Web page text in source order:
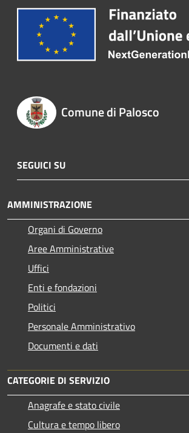
Comune di Palosco
SEGUICI SU
AMMINISTRAZIONE
Organi di Governo
Aree Amministrative
Uffici
Enti e fondazioni
Politici
Personale Amministrativo
Documenti e dati
CATEGORIE DI SERVIZIO
Anagrafe e stato civile
Cultura e tempo libero